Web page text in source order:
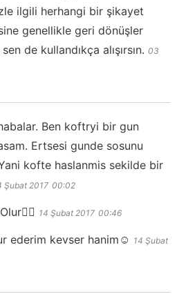
ilgili herhangi bir şikayet
genellikle geri dönüşler
de kullandıkça alışırsın. 03
Ben koftryi bir gun
Ertsesi gunde sosunu
kofte haslanmis sekilde bir
Şubat 2017 00:02
Olur👍🏻 14 Şubat 2017 00:46
ederim kevser hanim☺ 14 Şubat